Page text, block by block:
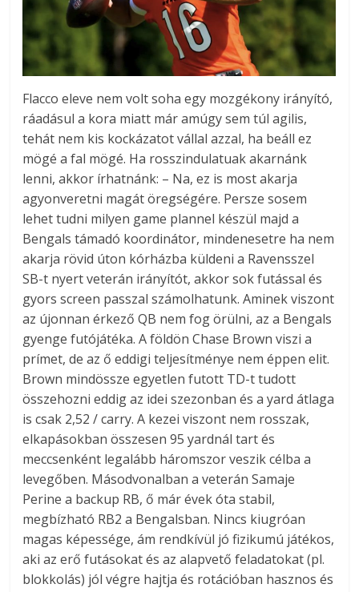
Flacco eleve nem volt soha egy mozgékony irányító,
ráadásul a kora miatt már amúgy sem túl agilis,
tehát nem kis kockázatot vállal azzal, ha beáll ez
mögé a fal mögé. Ha rosszindulatuak akarnánk
lenni, akkor írhatnánk: – Na, ez is most akarja
agyonveretni magát öregségére. Persze sosem
lehet tudni milyen game plannel készül majd a
Bengals támadó koordinátor, mindenesetre ha nem
akarja rövid úton kórházba küldeni a Ravensszel
SB-t nyert veterán irányítót, akkor sok futással és
gyors screen passzal számolhatunk. Aminek viszont
az újonnan érkező QB nem fog örülni, az a Bengals
gyenge futójátéka. A földön Chase Brown viszi a
prímet, de az ő eddigi teljesítménye nem éppen elit.
Brown mindössze egyetlen futott TD-t tudott
összehozni eddig az idei szezonban és a yard átlaga
is csak 2,52 / carry. A kezei viszont nem rosszak,
elkapásokban összesen 95 yardnál tart és
meccsenként legalább háromszor veszik célba a
levegőben. Másodvonalban a veterán Samaje
Perine a backup RB, ő már évek óta stabil,
megbízható RB2 a Bengalsban. Nincs kiugróan
magas képessége, ám rendkívül jó fizikumú játékos,
aki az erő futásokat és az alapvető feladatokat (pl.
blokkolás) jól végre hajtja és rotációban hasznos és